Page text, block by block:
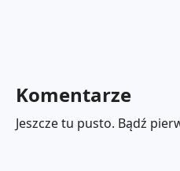
Komentarze
Jeszcze tu pusto. Bądź